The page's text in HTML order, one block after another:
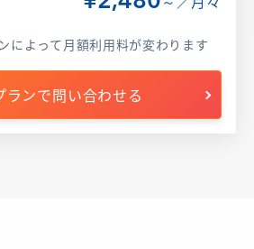
によって月額利用料が変わります
ランで問い合わせる